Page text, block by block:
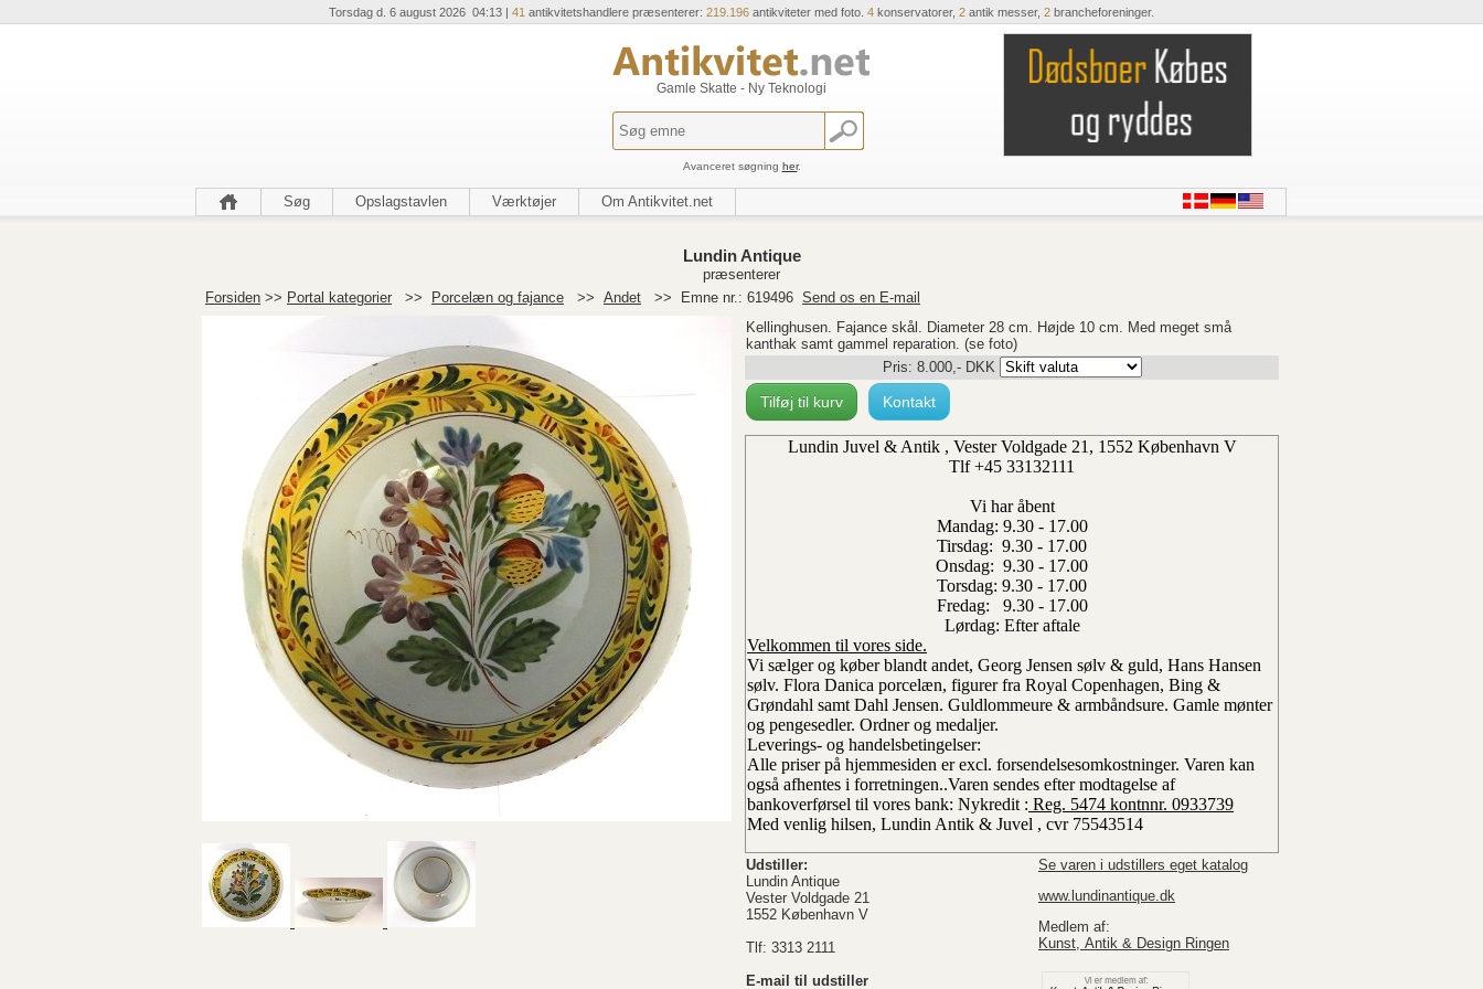
Torsdag d. 6 august 2026 04:13 | 41 antikvitetshandlere præsenterer: 219.196 antikviteter med foto. 4 konservatorer, 2 antik messer, 2 brancheforeninger.
Gamle Skatte - Ny Teknologi
Avanceret søgning her.
Søg Opslagstavlen Værktøjer Om Antikvitet.net
Lundin Antique
præsenterer
Forsiden >> Portal kategorier >> Porcelæn og fajance >> Andet >> Emne nr.: 619496 Send os en E-mail
Kellinghusen. Fajance skål. Diameter 28 cm. Højde 10 cm. Med meget små
kanthak samt gammel reparation. (se foto)
Pris: 8.000,- DKK
Tilføj til kurv Kontakt
Lundin Juvel & Antik , Vester Voldgade 21, 1552 København V
Tlf +45 33132111
Vi har åbent
Mandag: 9.30 - 17.00
Tirsdag: 9.30 - 17.00
Onsdag: 9.30 - 17.00
Torsdag: 9.30 - 17.00
Fredag: 9.30 - 17.00
Lørdag: Efter aftale
Velkommen til vores side.
Vi sælger og køber blandt andet, Georg Jensen sølv & guld, Hans Hansen
sølv. Flora Danica porcelæn, figurer fra Royal Copenhagen, Bing &
Grøndahl samt Dahl Jensen. Guldlommeure & armbåndsure. Gamle mønter
og pengesedler. Ordner og medaljer.
Leverings- og handelsbetingelser:
Alle priser på hjemmesiden er excl. forsendelsesomkostninger. Varen kan
også afhentes i forretningen..Varen sendes efter modtagelse af
bankoverførsel til vores bank: Nykredit : Reg. 5474 kontnnr. 0933739
Med venlig hilsen, Lundin Antik & Juvel , cvr 75543514
Udstiller:
Lundin Antique
Vester Voldgade 21
1552 København V
Tlf: 3313 2111
E-mail til udstiller
Se varen i udstillers eget katalog
www.lundinantique.dk
Medlem af:
Kunst, Antik & Design Ringen